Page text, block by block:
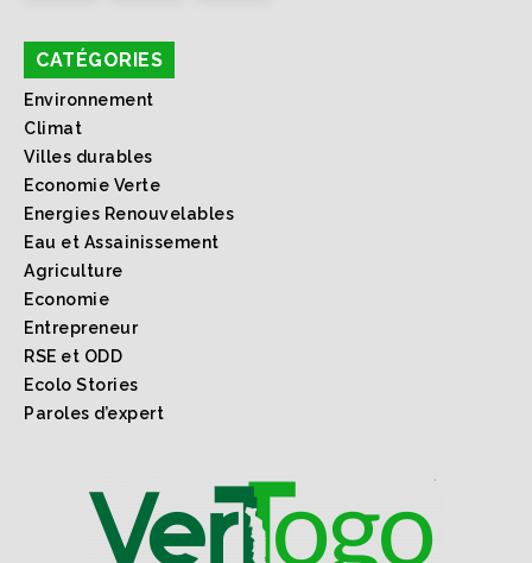
CATÉGORIES
Environnement
Climat
Villes durables
Economie Verte
Energies Renouvelables
Eau et Assainissement
Agriculture
Economie
Entrepreneur
RSE et ODD
Ecolo Stories
Paroles d’expert